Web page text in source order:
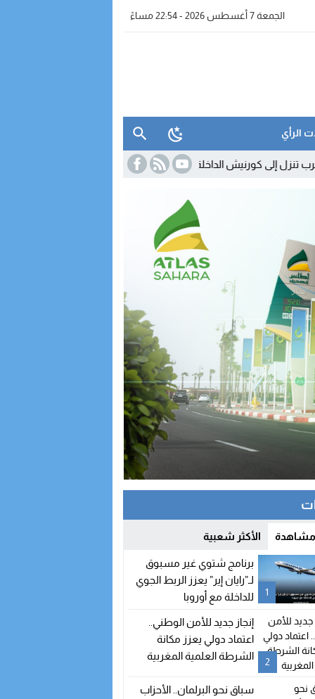
الجمعة 7 أغسطس 2026 - 22:54 مساءً
الرأي
الداخلة لتقريب عروضها وخدماتها من الزبناء
مشاهدة الأكثر شعبية
1
برنامج شتوي غير مسبوق
لـ”رايان إير” يعزز الربط الجوي
للداخلة مع أوروبا
2
إنجاز جديد للأمن الوطني..
اعتماد دولي يعزز مكانة
الشرطة العلمية المغربية
سباق نحو البرلمان.. الأحزاب